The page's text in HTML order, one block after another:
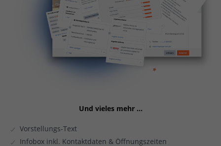
Und vieles mehr …
Vorstellungs-Text
Infobox inkl. Kontaktdaten & Öffnungszeiten